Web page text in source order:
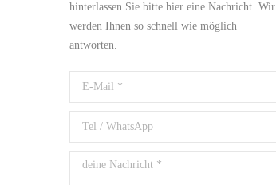
hinterlassen Sie bitte hier eine Nachricht. Wir
werden Ihnen so schnell wie möglich
antworten.